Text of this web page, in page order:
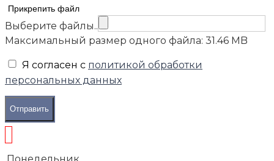
Прикрепить файл
Выберите файлы..
Максимальный размер одного файла: 31.46 MB
Я согласен с политикой обработки
персональных данных
Отправить